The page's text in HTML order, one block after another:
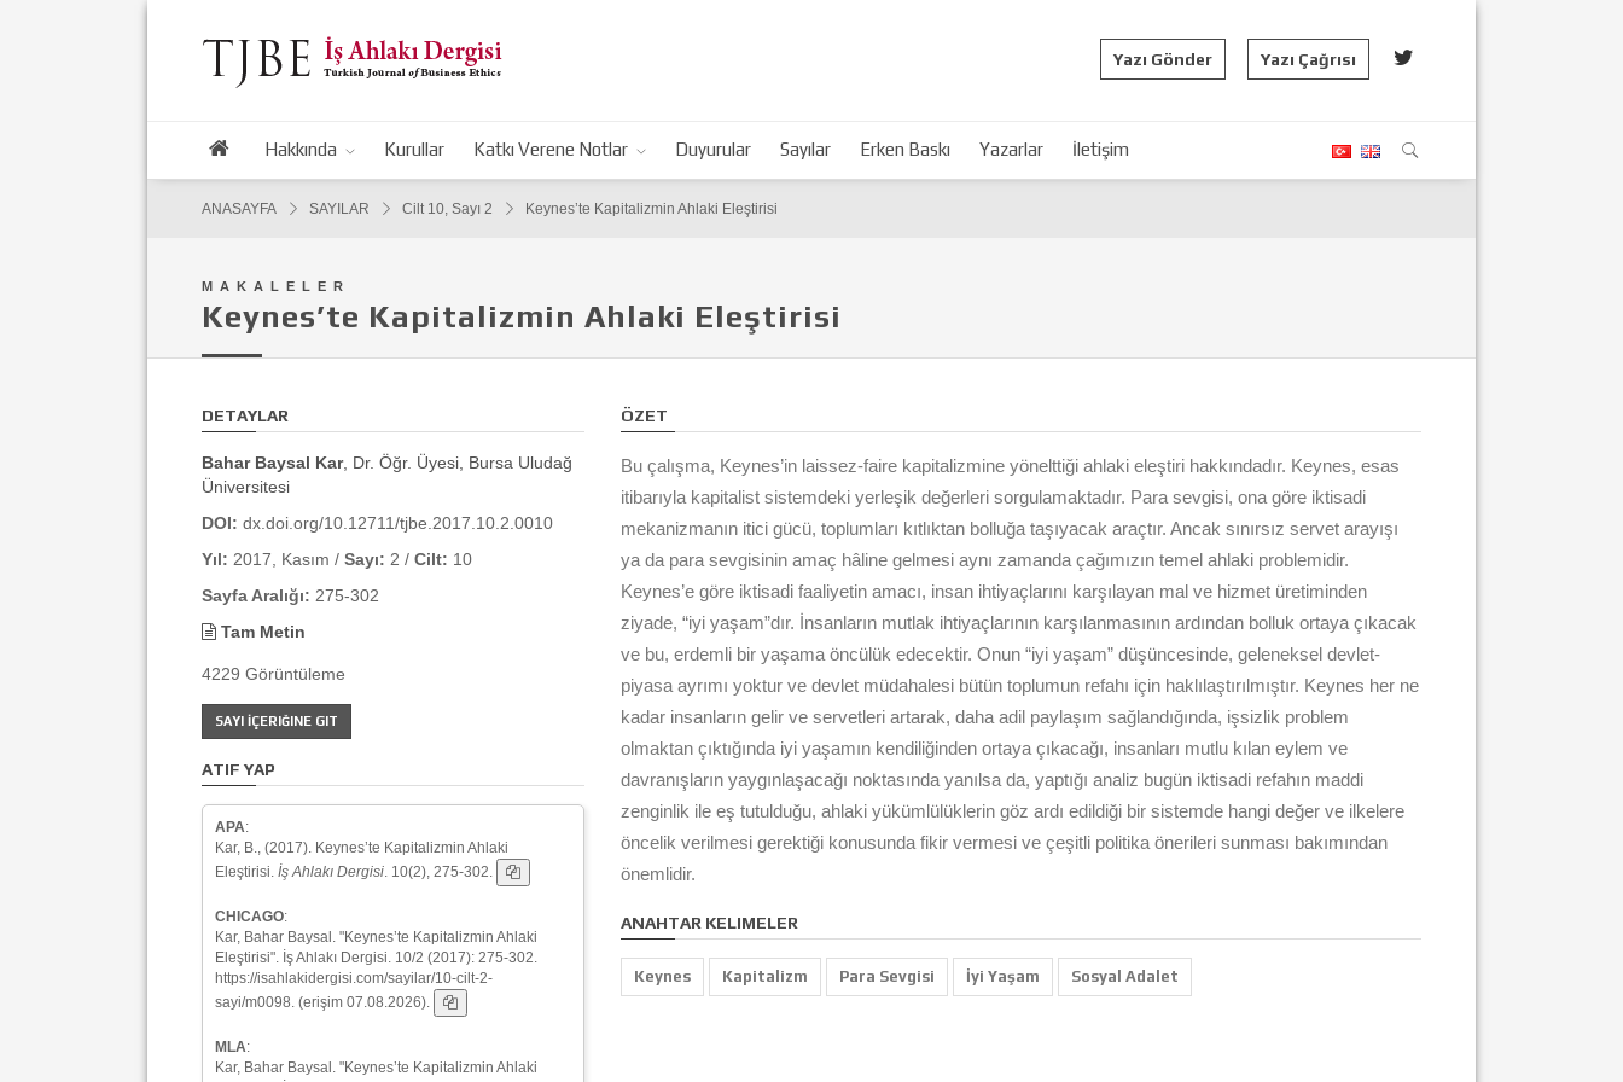
Yazı Gönder Yazı Çağrısı
Hakkında Kurullar Katkı Verene Notlar Duyurular Sayılar Erken Baskı Yazarlar İletişim
ANASAYFA SAYILAR Cilt 10, Sayı 2 Keynes’te Kapitalizmin Ahlaki Eleştirisi
MAKALELER
Keynes’te Kapitalizmin Ahlaki Eleştirisi
ÖZET
Bu çalışma, Keynes’in laissez-faire kapitalizmine yönelttiği ahlaki eleştiri hakkındadır. Keynes, esas
itibarıyla kapitalist sistemdeki yerleşik değerleri sorgulamaktadır. Para sevgisi, ona göre iktisadi
mekanizmanın itici gücü, toplumları kıtlıktan bolluğa taşıyacak araçtır. Ancak sınırsız servet arayışı
ya da para sevgisinin amaç hâline gelmesi aynı zamanda çağımızın temel ahlaki problemidir.
Keynes’e göre iktisadi faaliyetin amacı, insan ihtiyaçlarını karşılayan mal ve hizmet üretiminden
ziyade, “iyi yaşam”dır. İnsanların mutlak ihtiyaçlarının karşılanmasının ardından bolluk ortaya çıkacak
ve bu, erdemli bir yaşama öncülük edecektir. Onun “iyi yaşam” düşüncesinde, geleneksel devlet-
piyasa ayrımı yoktur ve devlet müdahalesi bütün toplumun refahı için haklılaştırılmıştır. Keynes her ne
kadar insanların gelir ve servetleri artarak, daha adil paylaşım sağlandığında, işsizlik problem
olmaktan çıktığında iyi yaşamın kendiliğinden ortaya çıkacağı, insanları mutlu kılan eylem ve
davranışların yaygınlaşacağı noktasında yanılsa da, yaptığı analiz bugün iktisadi refahın maddi
zenginlik ile eş tutulduğu, ahlaki yükümlülüklerin göz ardı edildiği bir sistemde hangi değer ve ilkelere
öncelik verilmesi gerektiği konusunda fikir vermesi ve çeşitli politika önerileri sunması bakımından
önemlidir.
ANAHTAR KELIMELER
Keynes Kapitalizm Para Sevgisi İyi Yaşam Sosyal Adalet
DETAYLAR
Bahar Baysal Kar, Dr. Öğr. Üyesi, Bursa Uludağ
Üniversitesi
DOI: dx.doi.org/10.12711/tjbe.2017.10.2.0010
Yıl: 2017, Kasım / Sayı: 2 / Cilt: 10
Sayfa Aralığı: 275-302
Tam Metin
4229 Görüntüleme
SAYI İÇERIĞINE GIT
ATIF YAP
APA:
Kar, B., (2017). Keynes’te Kapitalizmin Ahlaki
Eleştirisi. İş Ahlakı Dergisi. 10(2), 275-302.
CHICAGO:
Kar, Bahar Baysal. "Keynes’te Kapitalizmin Ahlaki
Eleştirisi". İş Ahlakı Dergisi. 10/2 (2017): 275-302.
https://isahlakidergisi.com/sayilar/10-cilt-2-
sayi/m0098. (erişim 07.08.2026).
MLA:
Kar, Bahar Baysal. "Keynes’te Kapitalizmin Ahlaki